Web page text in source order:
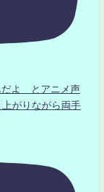
よ とアニメ声
がりながら両手